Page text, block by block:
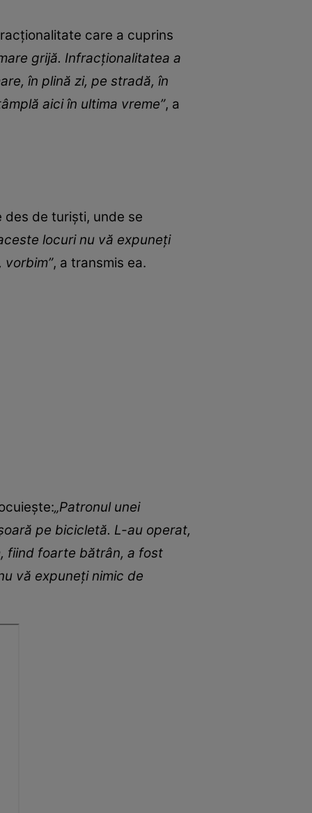
care a cuprins
grijă. Infracționalitatea a
în plină zi, pe stradă, în
aici în ultima vreme”, a
de turiști, unde se
locuri nu vă expuneți
vorbim”, a transmis ea.
„Patronul unei
pe bicicletă. L-au operat,
fiind foarte bătrân, a fost
vă expuneți nimic de